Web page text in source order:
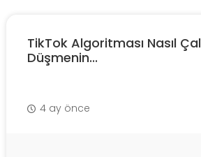
TikTok Algoritması Nasıl
Düşmenin...
4 ay önce